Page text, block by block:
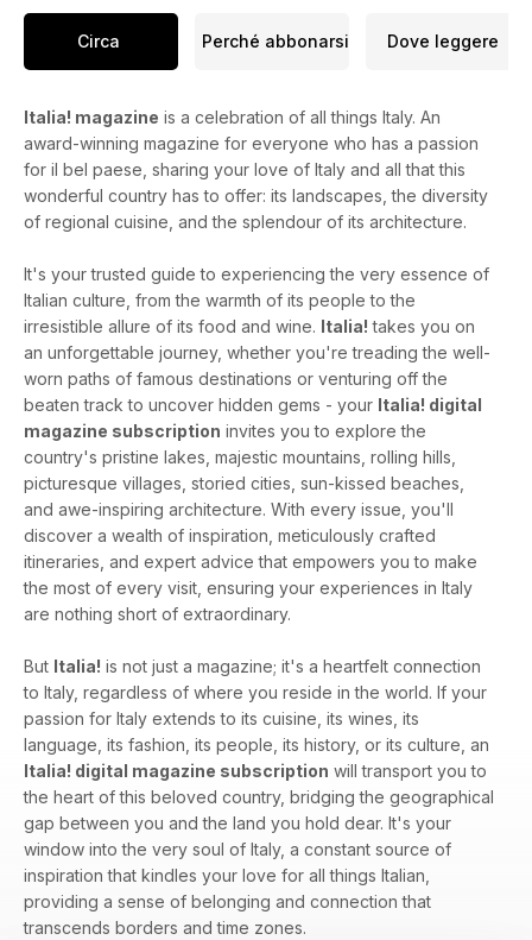
Circa Perché abbonarsi Dove leggere
Italia! magazine is a celebration of all things Italy. An
award-winning magazine for everyone who has a passion
for il bel paese, sharing your love of Italy and all that this
wonderful country has to offer: its landscapes, the diversity
of regional cuisine, and the splendour of its architecture.
It's your trusted guide to experiencing the very essence of
Italian culture, from the warmth of its people to the
irresistible allure of its food and wine. Italia! takes you on
an unforgettable journey, whether you're treading the well-
worn paths of famous destinations or venturing off the
beaten track to uncover hidden gems - your Italia! digital
magazine subscription invites you to explore the
country's pristine lakes, majestic mountains, rolling hills,
picturesque villages, storied cities, sun-kissed beaches,
and awe-inspiring architecture. With every issue, you'll
discover a wealth of inspiration, meticulously crafted
itineraries, and expert advice that empowers you to make
the most of every visit, ensuring your experiences in Italy
are nothing short of extraordinary.
But Italia! is not just a magazine; it's a heartfelt connection
to Italy, regardless of where you reside in the world. If your
passion for Italy extends to its cuisine, its wines, its
language, its fashion, its people, its history, or its culture, an
Italia! digital magazine subscription will transport you to
the heart of this beloved country, bridging the geographical
gap between you and the land you hold dear. It's your
window into the very soul of Italy, a constant source of
inspiration that kindles your love for all things Italian,
providing a sense of belonging and connection that
transcends borders and time zones.